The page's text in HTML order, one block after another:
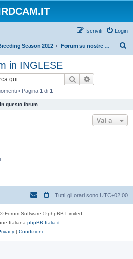
Login
Iscriviti
Season 2012 Forum su nostre cam in INGLESE
in INGLESE
Cerca
• Pagina 1 di 1
questo forum.
Vai a
Tutti gli orari sono UTC+02:00
® Forum Software © phpBB Limited
Italiana phpBB-Italia.it
| Condizioni